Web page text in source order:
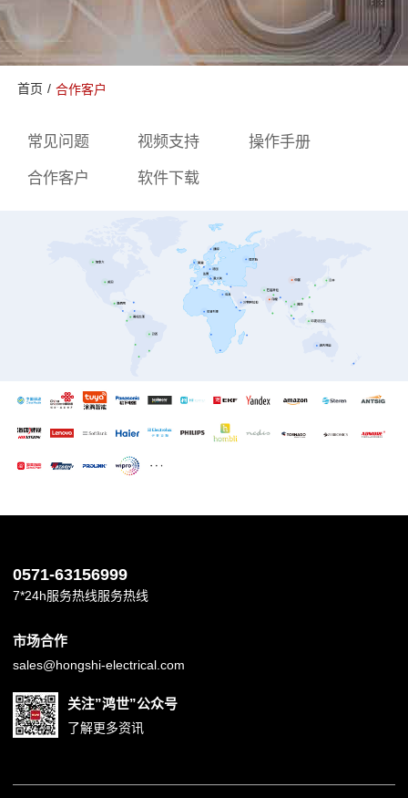
首页 / 合作客户
常见问题 视频支持 操作手册
合作客户 软件下载
0571-63156999
7*24h服务热线服务热线
市场合作
sales@hongshi-electrical.com
关注”鸿世”公众号
了解更多资讯